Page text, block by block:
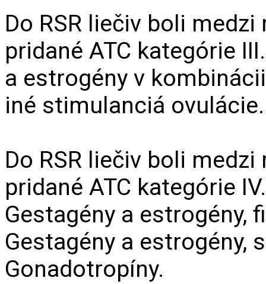
Do RSR liečiv boli
pridané ATC kategórie
a estrogény v
iné stimulanciá ovulácie.
Do RSR liečiv boli
pridané ATC kategórie
Gestagény a estrogény,
Gestagény a estrogény,
Gonadotropíny.